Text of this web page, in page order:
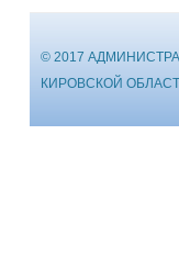
© 2017
КИРОВСКОЙ